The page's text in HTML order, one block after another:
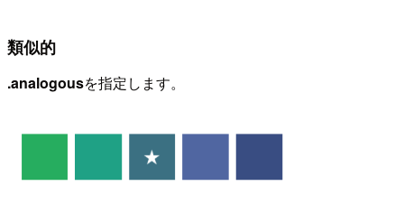
類似的
.analogousを指定します。